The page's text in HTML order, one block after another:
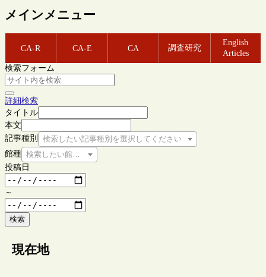
メインメニュー
CA-R CA-E CA 調査研究
English
Articles
検索フォーム
詳細検索
タイトル
本文
記事種別
検索したい記事種別を選択してください
館種 検索したい館種を選択してください
投稿日
～
検索
現在地